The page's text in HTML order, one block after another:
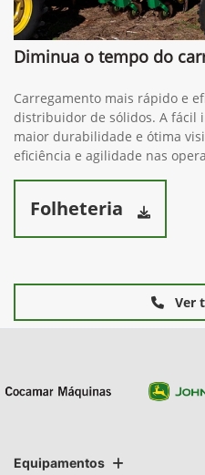
Diminua o tempo do
Carregamento mais rápido e
distribuidor de sólidos. A fácil
maior durabilidade e ótima
eficiência e agilidade nas
Folheteria
Ver
Equipamentos